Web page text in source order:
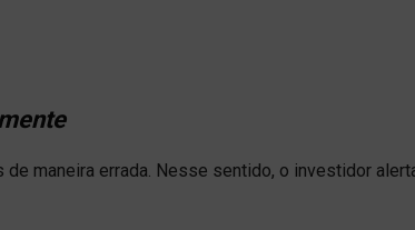
de maneira errada. Nesse sentido, o investidor